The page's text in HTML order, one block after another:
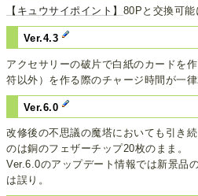
【キュウサイポイント】 80Pと交換可能
Ver.4.3
アクセサリーの破片で白紙のカードを
符以外）を作る際のチャージ時間が一律
Ver.6.0
改修後の不思議の魔塔においても引き
のは銅のフェザーチップ20枚のまま。
Ver.6.0のアップデート情報では新景品
は誤り。